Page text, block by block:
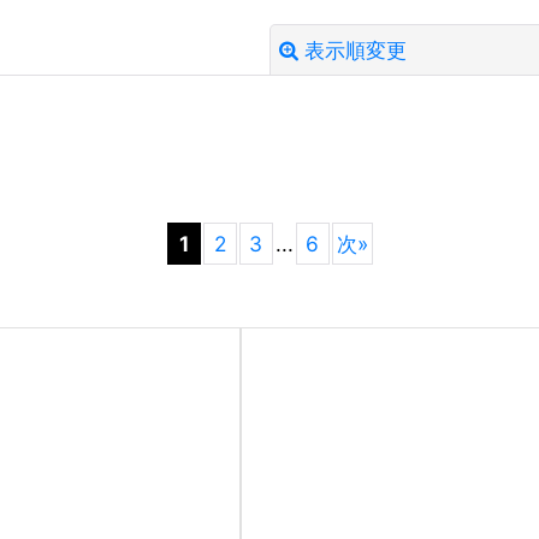
表示順変更
1 2 3 ... 6 次»